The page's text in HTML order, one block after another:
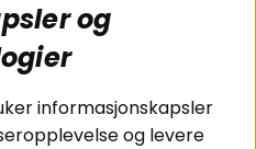
Cookies
Kjøpsvilkår
Personvernpolicy
Service / Garanti /
Retur
og
informasjonskapsler
og levere